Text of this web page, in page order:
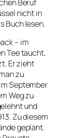
Beruf
nicht in
Buch lesen.
– im
Tee taucht,
Er zieht
zu
September
Weg zu
und
Zu diesem
geplant.